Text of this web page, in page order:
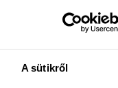
A sütikről